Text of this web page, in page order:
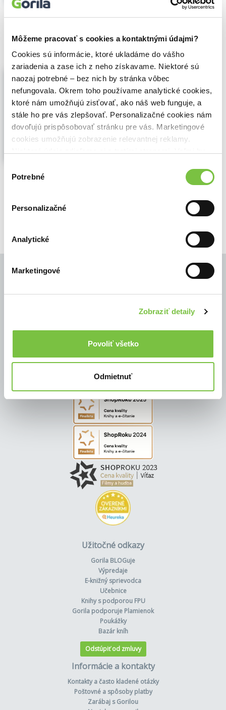
Môžeme pracovať s cookies a kontaktnými údajmi?
Cookies sú informácie, ktoré ukladáme do vášho
zariadenia a zase ich z neho získavame. Niektoré sú
naozaj potrebné – bez nich by stránka vôbec
nefungovala. Okrem toho používame analytické cookies,
ktoré nám umožňujú zisťovať, ako náš web funguje, a
stále ho pre vás zlepšovať. Personalizačné cookies nám
dovoľujú prispôsobovať stránku pre vás. Marketingové
cookies umožňujú zobrazenie relevantnej reklamy.
cookies.
súhlasu
Potrebné
Personalizačné
Analytické
Marketingové
Zobraziť detaily
Povoliť všetko
Odmietnuť
5,09€ Do košíka
Snoubencům - prečítaná (bazár
kníh)
Miroslava Klímová-Fügnerová, (1983)
60000 výt. Zobraziť viac
Užitočné odkazy
Gorila BLOGuje
Výpredaje
E-knižný sprievodca
Učebnice
Knihy s podporou FPU
Gorila podporuje Plamienok
Poukážky
Bazár kníh
Odstúpiť od zmluvy
Informácie a kontakty
Kontakty a často kladené otázky
Poštovné a spôsoby platby
Zarábaj s Gorilou